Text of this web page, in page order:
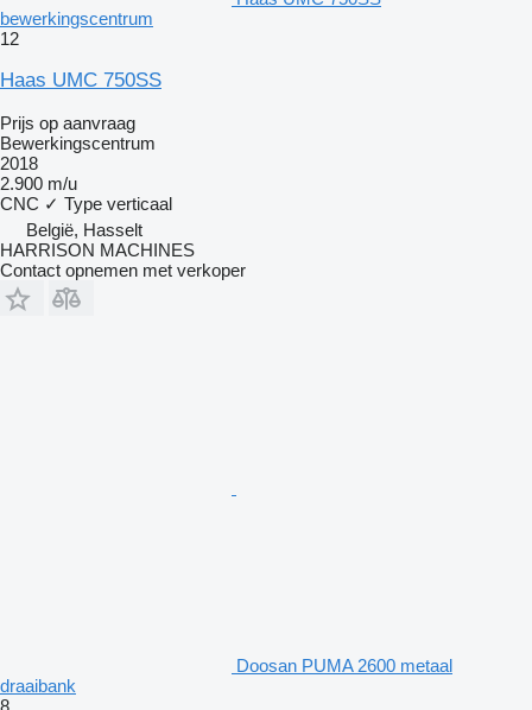
bewerkingscentrum
12
Haas UMC 750SS
Prijs op aanvraag
Bewerkingscentrum
2018
2.900 m/u
CNC ✓ Type verticaal
België, Hasselt
HARRISON MACHINES
Contact opnemen met verkoper
Doosan PUMA 2600 metaal
draaibank
8